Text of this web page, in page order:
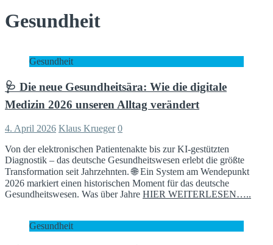
Gesundheit
Gesundheit
🩺 Die neue Gesundheitsära: Wie die digitale
Medizin 2026 unseren Alltag verändert
4. April 2026 Klaus Krueger 0
Von der elektronischen Patientenakte bis zur KI‑gestützten
Diagnostik – das deutsche Gesundheitswesen erlebt die größte
Transformation seit Jahrzehnten. 🌐 Ein System am Wendepunkt
2026 markiert einen historischen Moment für das deutsche
Gesundheitswesen. Was über Jahre HIER WEITERLESEN…..
Gesundheit